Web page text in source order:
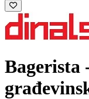
Bagerista